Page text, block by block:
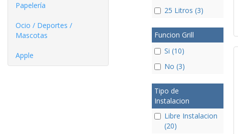
Papelería
Ocio / Deportes /
Mascotas
Apple
25 Litros (3)
Funcion Grill
Si (10)
No (3)
Tipo de
Instalacion
Libre Instalacion
(20)